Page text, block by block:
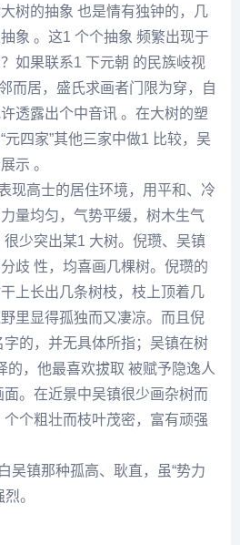
树的抽象 也是情有独钟的，几
象 。这1 个个抽象 频繁出现于
如果联系1 下元朝 的民族岐视
而居，盛氏求画者门限为穿，自
透露出个中音讯 。在大树的塑
元四家”其他三家中做1 比较，吴
示 。
现高士的居住环境，用平和、冷
量均匀，气势平缓，树木生气
少突出某1 大树。 倪瓒、吴镇
歧 性，均喜画几棵树。 倪瓒的
上长出几条树枝，枝上顶着几
里显得孤独而又凄凉。而且 倪
的，并无具体所指；吴镇在树
的，他最喜欢拔取 被赋予隐逸人
。在近景中吴镇很少画杂树而
个粗壮而枝叶茂密，富有顽强
镇那种孤高、耿直，虽“势力
。